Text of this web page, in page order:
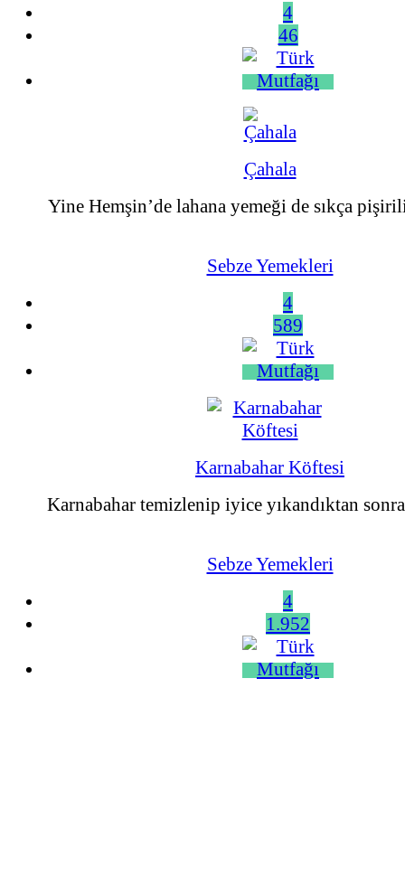
4
46
Çahala
Yine Hemşin’de lahana yemeği de sıkça
Sebze Yemekleri
4
589
Karnabahar Köftesi
Karnabahar temizlenip iyice yıkandıktan
Sebze Yemekleri
4
1.952